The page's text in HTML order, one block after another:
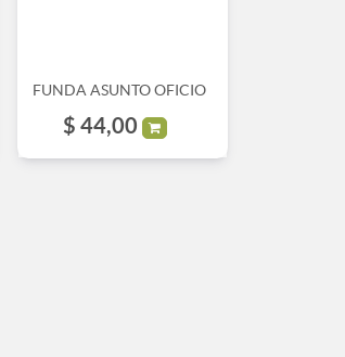
FUNDA ASUNTO OFICIO
$44,00